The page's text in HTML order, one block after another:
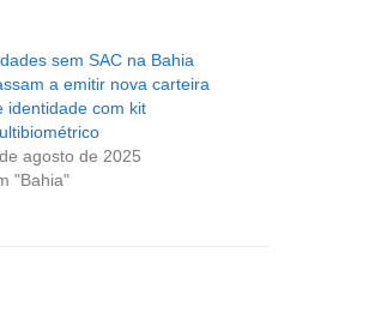
sem SAC na Bahia
a emitir nova carteira
identidade com kit
agosto de 2025
"Bahia"